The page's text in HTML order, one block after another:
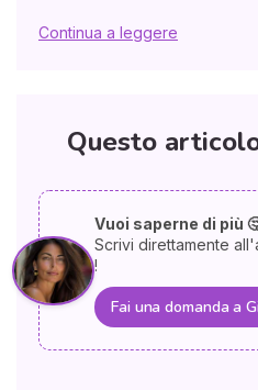
Continua a leggere
Questo
Vuoi saperne di più
Scrivi direttamente
!
Fai una domanda a